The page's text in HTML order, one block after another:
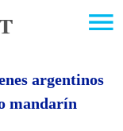
argentinos
mandarín